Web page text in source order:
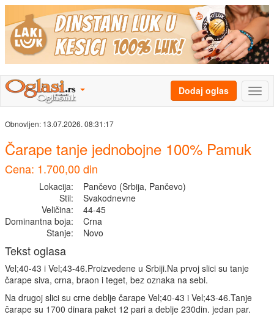
Dodaj oglas
Obnovljen: 13.07.2026. 08:31:17
Čarape tanje jednobojne 100% Pamuk
Cena: 1.700,00 din
Lokacija:
Pančevo (Srbija, Pančevo)
Stil:
Svakodnevne
Veličina:
44-45
Dominantna boja:
Crna
Stanje:
Novo
Tekst oglasa
Vel;40-43 i Vel;43-46.Proizvedene u Srbiji.Na prvoj slici su tanje
čarape siva, crna, braon i teget, bez oznaka na sebi.
Na drugoj slici su crne deblje čarape Vel;40-43 i Vel;43-46.Tanje
čarape su 1700 dinara paket 12 pari a deblje 230din. jedan par.